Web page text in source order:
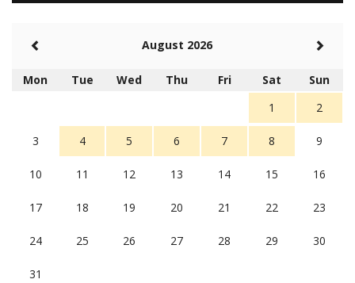
Rambu (rambu03@gmail.com)
Berita Polres Sumba Barat Mantap
5 tahun Yang lalu
Balas
16
August 2026
Mon Tue Wed Thu Fri Sat
Sun
1
2
3 4 5 6 7 8 9
10 11 12 13 14 15 16
17 18 19 20 21 22 23
24 25 26 27 28 29 30
31